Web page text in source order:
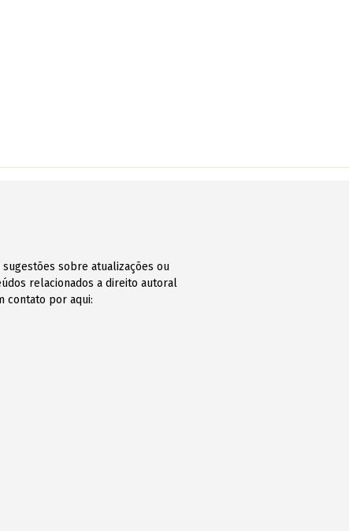
sugestões sobre atualizações ou
relacionados a direito autoral
contato por aqui: